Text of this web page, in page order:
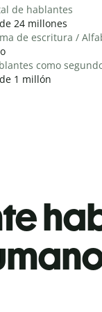
de hablantes
24 millones
de escritura /
como
1 millón